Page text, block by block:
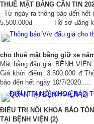
THUÊ MẶT BẰNG CĂN TIN
- Từ ngày ra thông báo đến
5.500.000đ - Hồ sơ đăng
cho thuê mặt bằng giữ xe
Mặt bằng đấu giá: BỆNH
Giá khởi điểm: 3.500.000 đ
báo đến hết ngày 10/7/
ĐIỀU TRỊ NỘI KHOA BẢO
TẠI BỆNH VIỆN (2)